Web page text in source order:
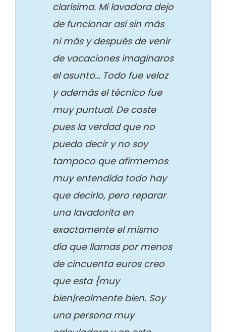
clarísima. Mi lavadora dejo
de funcionar así sin más
ni más y después de venir
de vacaciones imaginaros
el asunto… Todo fue veloz
y además el técnico fue
muy puntual. De coste
pues la verdad que no
puedo decir y no soy
tampoco que afirmemos
muy entendida todo hay
que decirlo, pero reparar
una lavadorita en
exactamente el mismo
día que llamas por menos
de cincuenta euros creo
que esta {muy
bien|realmente bien. Soy
una persona muy